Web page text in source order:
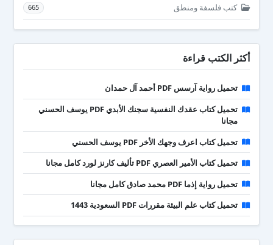
كتب فلسفة ومنطق 665
أكثر الكتب قراءة
تحميل رواية آرسس PDF أحمد آل حمدان
تحميل كتاب عقدك النفسية سجنك الأبدي PDF يوسف الحسني
مجانا
تحميل كتاب اعرف وجهك الأخر PDF يوسف الحسني
تحميل كتاب الأمير العصري PDF تأليف كارنز لورد كامل مجانا
تحميل رواية إذما PDF محمد صادق كامل مجانا
تحميل كتاب علم البيئة مقررات PDF السعودية 1443